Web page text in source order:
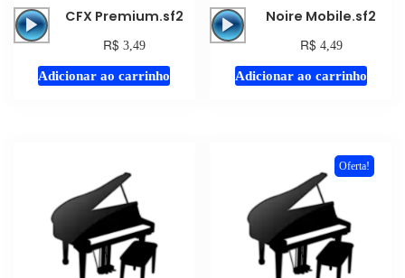
Tocador
áudio
CFX Premium.sf2
R$ 3,49
Adicionar ao carrinho
Tocador
áudio
Noire Mobile.sf2
R$ 4,49
Adicionar ao carrinho
Oferta!